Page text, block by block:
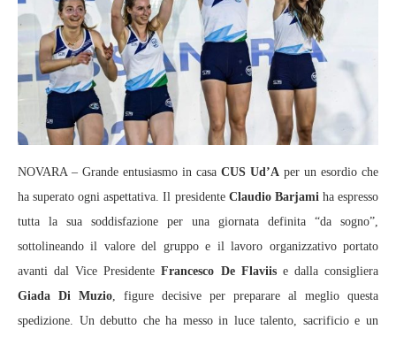
NOVARA – Grande entusiasmo in casa CUS Ud’A per un esordio che
ha superato ogni aspettativa. Il presidente Claudio Barjami ha espresso
tutta la sua soddisfazione per una giornata definita “da sogno”,
sottolineando il valore del gruppo e il lavoro organizzativo portato
avanti dal Vice PresidenteFrancesco De Flaviise dalla consigliera
Giada Di Muzio , figure decisive per preparare al meglio questa
spedizione. Un debutto che ha messo in luce talento, sacrificio e un